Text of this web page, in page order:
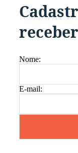
Nome:
E-mail: